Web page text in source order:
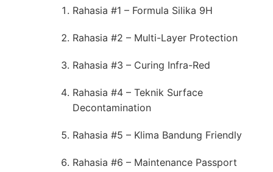
Rahasia #1 – Formula Silika 9H
Rahasia #2 – Multi-Layer Protection
Rahasia #3 – Curing Infra-Red
Rahasia #4 – Teknik Surface
Decontamination
Rahasia #5 – Klima Bandung Friendly
Rahasia #6 – Maintenance Passport